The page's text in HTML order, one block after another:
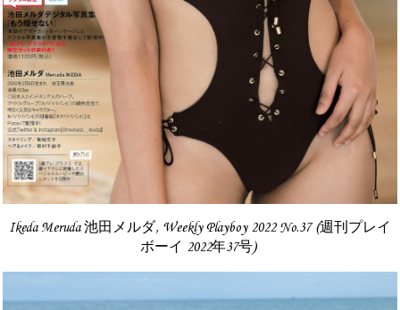
Ikeda Meruda 池田メルダ, Weekly Playboy 2022 No.37 (週刊プレイ
ボーイ 2022年37号)